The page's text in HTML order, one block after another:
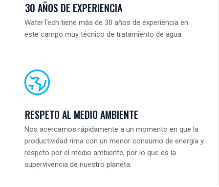
30 AÑOS DE EXPERIENCIA
WaterTech tiene más de 30 años de experiencia en
este campo muy técnico de tratamiento de agua.
RESPETO AL MEDIO AMBIENTE
Nos acercamos rápidamente a un momento en que la
productividad rima con un menor consumo de energía y
respeto por el medio ambiente, por lo que es la
supervivencia de nuestro planeta.